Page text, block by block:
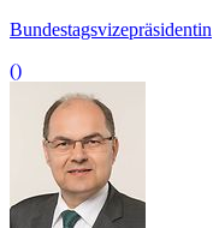
Bundestagsvizepräsidentin
()